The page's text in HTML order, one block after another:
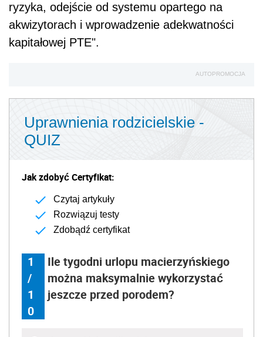
ryzyka, odejście od systemu opartego na
akwizytorach i wprowadzenie adekwatności
kapitałowej PTE".
AUTOPROMOCJA
Uprawnienia rodzicielskie -
QUIZ
Jak zdobyć Certyfikat:
Czytaj artykuły
Rozwiązuj testy
Zdobądź certyfikat
1
/
1
0
Ile tygodni urlopu macierzyńskiego
można maksymalnie wykorzystać
jeszcze przed porodem?